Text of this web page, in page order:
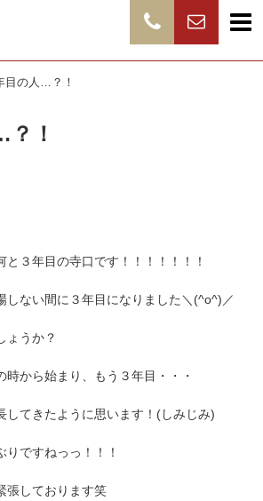
目の人…？！
！
と３年目の寺口です！！！！！！！
しない間に３年目になりました＼(^o^)／
ょうか？
時から始まり、もう３年目・・・
してきたように思います！(しみじみ)
りですねっっ！！！
張しております笑